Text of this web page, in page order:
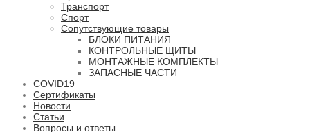
Транспорт
Спорт
Сопутствующие товары
БЛОКИ ПИТАНИЯ
КОНТРОЛЬНЫЕ ЩИТЫ
МОНТАЖНЫЕ КОМПЛЕКТЫ
ЗАПАСНЫЕ ЧАСТИ
COVID19
Сертификаты
Новости
Статьи
Вопросы и ответы